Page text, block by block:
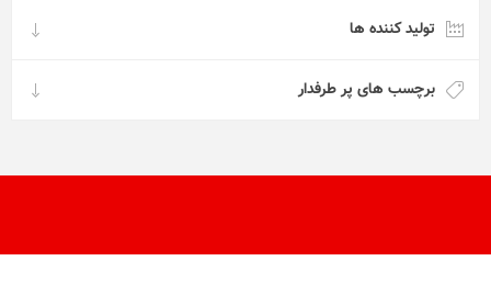
تولید کننده ها
برچسب های پر طرفدار